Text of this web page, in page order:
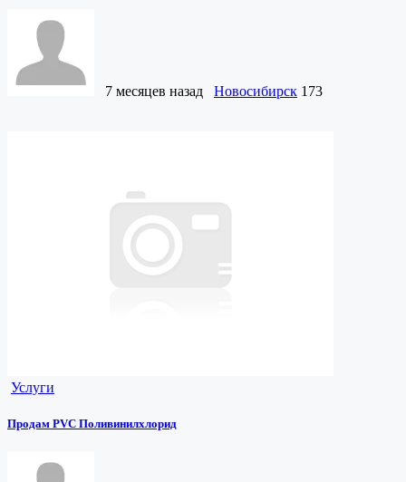
7 месяцев назад Новосибирск 173
Услуги
Продам PVC Поливинилхлорид